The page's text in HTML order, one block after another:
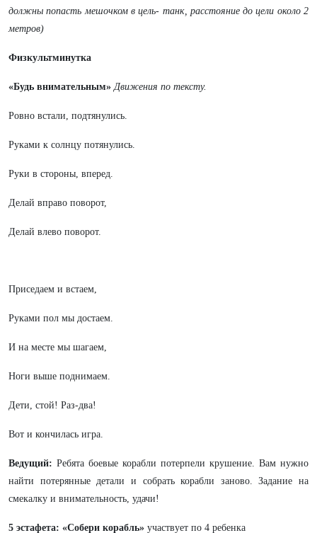
должны попасть мешочком в цель- танк, расстояние до цели около 2
метров)
Физкультминутка
«Будь внимательным» Движения по тексту.
Ровно встали, подтянулись.
Руками к солнцу потянулись.
Руки в стороны, вперед.
Делай вправо поворот,
Делай влево поворот.
Приседаем и встаем,
Руками пол мы достаем.
И на месте мы шагаем,
Ноги выше поднимаем.
Дети, стой! Раз-два!
Вот и кончилась игра.
Ведущий: Ребята боевые корабли потерпели крушение. Вам нужно
найти потерянные детали и собрать корабли заново. Задание на
смекалку и внимательность, удачи!
5 эстафета: «Собери корабль» участвует по 4 ребенка